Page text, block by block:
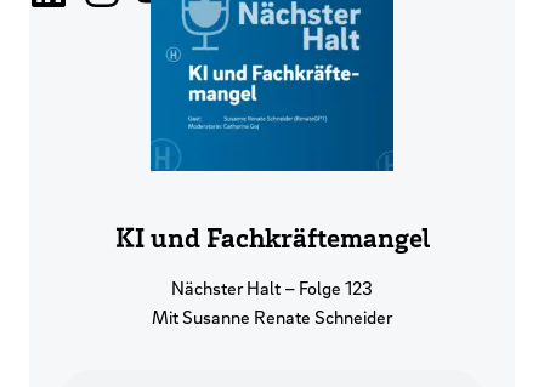
KI und Fachkräftemangel
Nächster Halt – Folge 123
Mit Susanne Renate Schneider